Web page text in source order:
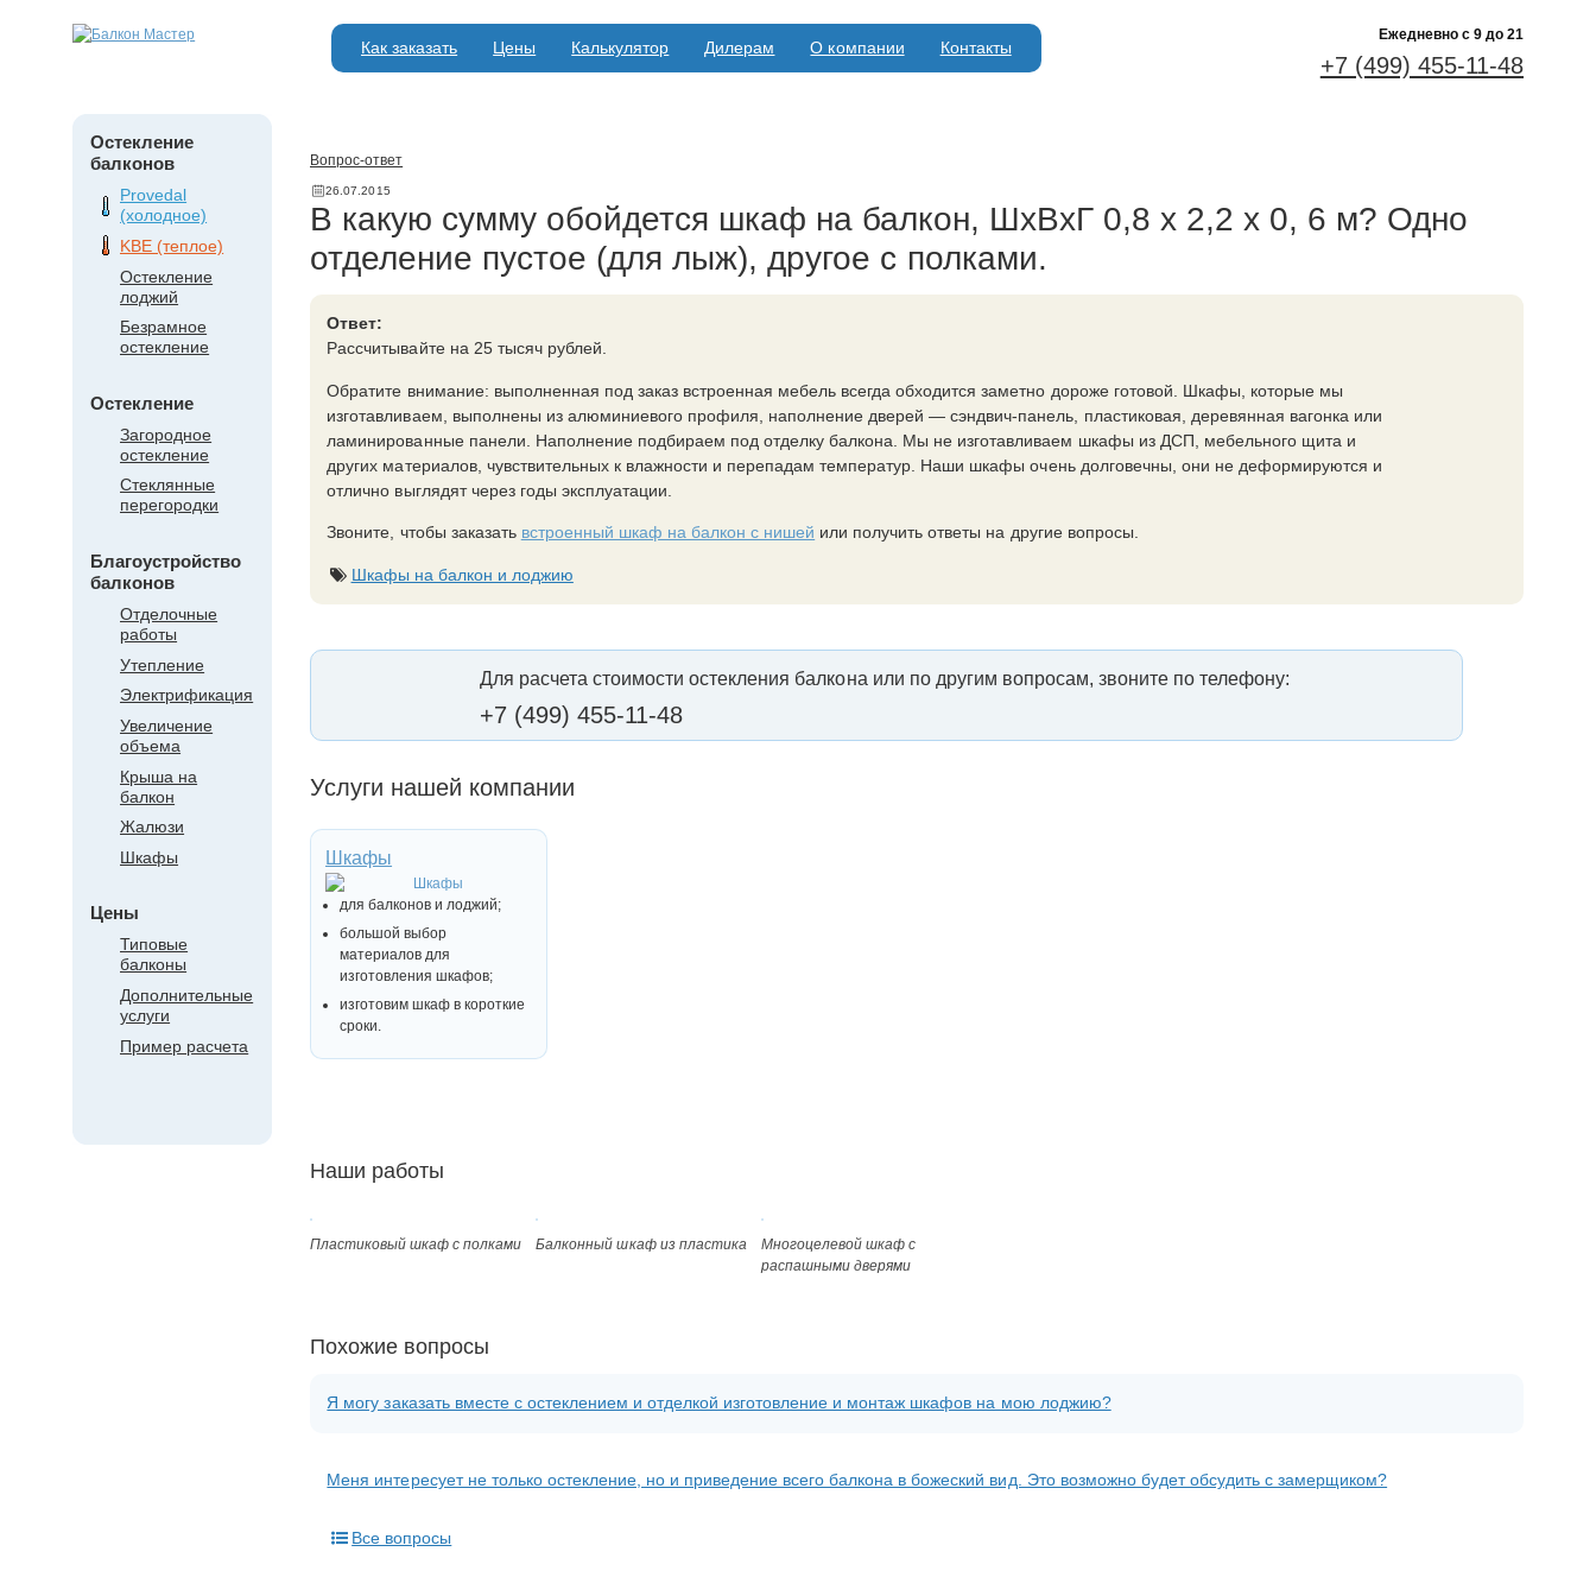
Как заказать Цены Калькулятор Дилерам О компании Контакты
Ежедневно c 9 до 21
+7 (499) 455-11-48
Остекление
балконов
Provedal
(холодное)
KBE (теплое)
Остекление
лоджий
Безрамное
остекление
Остекление
Загородное
остекление
Стеклянные
перегородки
Благоустройство
балконов
Отделочные
работы
Утепление
Электрификация
Увеличение
объема
Крыша на
балкон
Жалюзи
Шкафы
Цены
Типовые
балконы
Дополнительные
услуги
Пример расчета
Вопрос-ответ
26.07.2015
В какую сумму обойдется шкаф на балкон, ШхВхГ 0,8 х 2,2 х 0, 6 м? Одно
отделение пустое (для лыж), другое с полками.
Ответ:
Рассчитывайте на 25 тысяч рублей.
Обратите внимание: выполненная под заказ встроенная мебель всегда обходится заметно дороже готовой. Шкафы, которые мы
изготавливаем, выполнены из алюминиевого профиля, наполнение дверей — сэндвич-панель, пластиковая, деревянная вагонка или
ламинированные панели. Наполнение подбираем под отделку балкона. Мы не изготавливаем шкафы из ДСП, мебельного щита и
других материалов, чувствительных к влажности и перепадам температур. Наши шкафы очень долговечны, они не деформируются и
отлично выглядят через годы эксплуатации.
Звоните, чтобы заказать встроенный шкаф на балкон с нишей или получить ответы на другие вопросы.
Шкафы на балкон и лоджию
Для расчета стоимости остекления балкона или по другим вопросам, звоните по телефону:
+7 (499) 455-11-48
Услуги нашей компании
Шкафы
для балконов и лоджий;
большой выбор
материалов для
изготовления шкафов;
изготовим шкаф в короткие
сроки.
Наши работы
Пластиковый шкаф с полками Балконный шкаф из пластика
Многоцелевой шкаф с
распашными дверями
Похожие вопросы
Я могу заказать вместе с остеклением и отделкой изготовление и монтаж шкафов на мою лоджию?
Меня интересует не только остекление, но и приведение всего балкона в божеский вид. Это возможно будет обсудить с замерщиком?
Все вопросы